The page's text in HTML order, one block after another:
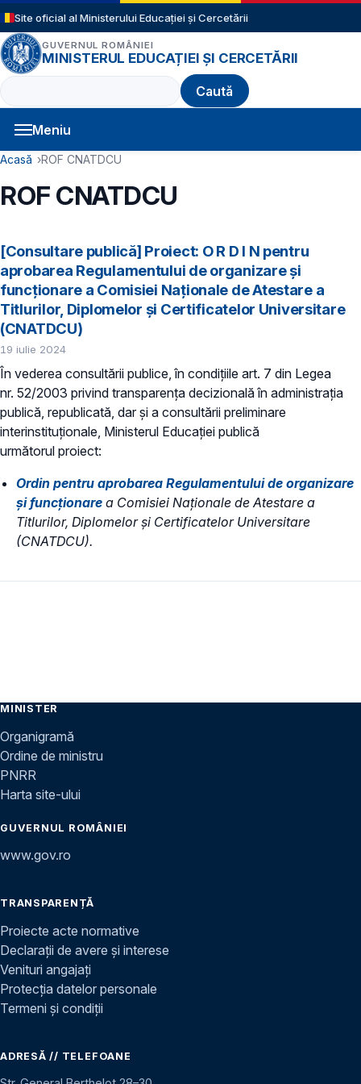
Sari la conținutul principal
Site oficial al Ministerului Educației și Cercetării
GUVERNUL ROMÂNIEI
MINISTERUL EDUCAȚIEI ȘI CERCETĂRII
Caută
Meniu
Navigație principală
Cale de navigare
Acasă ROF CNATDCU
ROF CNATDCU
[Consultare publică] Proiect: O R D I N pentru
aprobarea Regulamentului de organizare şi
funcţionare a Comisiei Naţionale de Atestare a
Titlurilor, Diplomelor şi Certificatelor Universitare
(CNATDCU)
19 iulie 2024
În vederea consultării publice, în condiţiile art. 7 din Legea
nr. 52/2003 privind transparenţa decizională în administraţia
publică, republicată, dar și a consultării preliminare
interinstituționale, Ministerul Educaţiei publică
următorul proiect:
Ordin pentru aprobarea Regulamentului de organizare
şi funcţionare a Comisiei Naţionale de Atestare a
Titlurilor, Diplomelor şi Certificatelor Universitare
(CNATDCU).
MINISTER
Organigramă
Ordine de ministru
PNRR
Harta site-ului
GUVERNUL ROMÂNIEI
www.gov.ro
TRANSPARENȚĂ
Proiecte acte normative
Declarații de avere și interese
Venituri angajați
Protecția datelor personale
Termeni și condiții
ADRESĂ // TELEFOANE